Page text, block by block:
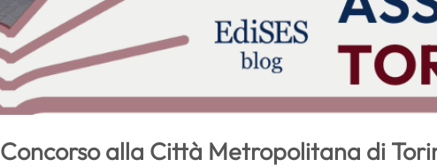
Concorso alla Città Metropolitana di